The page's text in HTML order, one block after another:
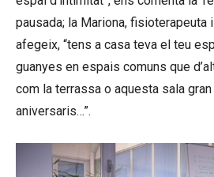
pausada; la Mariona, fisioterapeuta
afegeix, “tens a casa teva el teu
guanyes en espais comuns que
com la terrassa o aquesta sala
aniversaris…”.